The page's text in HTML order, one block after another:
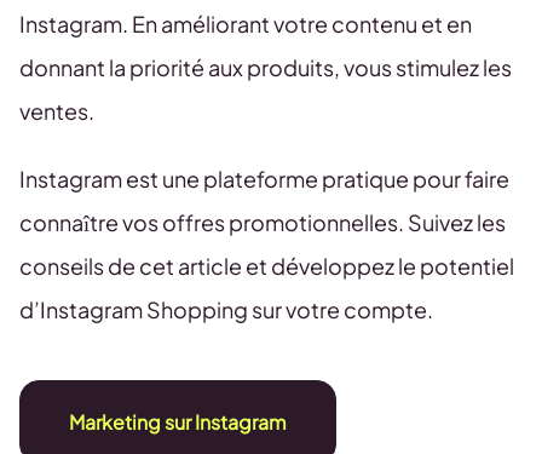
Instagram. En améliorant votre contenu et en
donnant la priorité aux produits, vous stimulez les
ventes.
Instagram est une plateforme pratique pour faire
connaître vos offres promotionnelles. Suivez les
conseils de cet article et développez le potentiel
d’Instagram Shopping sur votre compte.
Marketing sur Instagram